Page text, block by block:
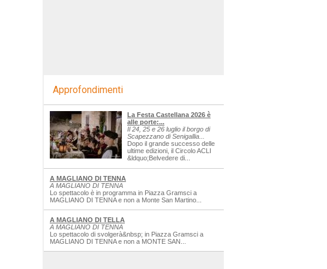
Approfondimenti
La Festa Castellana 2026 è
alle porte:...
Il 24, 25 e 26 luglio il borgo di
Scapezzano di Senigallia...
Dopo il grande successo delle
ultime edizioni, il Circolo ACLI
&ldquo;Belvedere di...
A MAGLIANO DI TENNA
A MAGLIANO DI TENNA
Lo spettacolo è in programma in Piazza Gramsci a
MAGLIANO DI TENNA e non a Monte San Martino...
A MAGLIANO DI TELLA
A MAGLIANO DI TENNA
Lo spettacolo di svolgerà&nbsp; in Piazza Gramsci a
MAGLIANO DI TENNA e non a MONTE SAN...